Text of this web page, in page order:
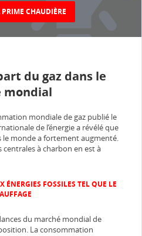
CHAUDIÈRE
du gaz dans le
mondial
mondiale de gaz publié le
de l’énergie a révélé que
le monde a fortement augmenté.
centrales à charbon en est à
ÉNERGIES FOSSILES TEL QUE LE
du marché mondial de
La consommation